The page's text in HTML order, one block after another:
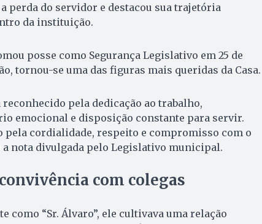
perda do servidor e destacou sua trajetória
da instituição.
posse como Segurança Legislativo em 25 de
tornou-se uma das figuras mais queridas da Casa.
reconhecido pela dedicação ao trabalho,
emocional e disposição constante para servir.
pela cordialidade, respeito e compromisso com o
a nota divulgada pelo Legislativo municipal.
com colegas
como “Sr. Álvaro”, ele cultivava uma relação